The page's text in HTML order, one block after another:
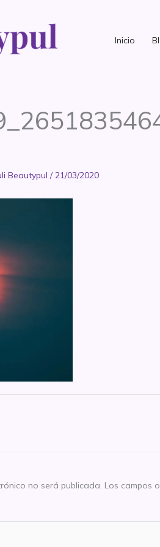
Inicio
Beautypul /21/03/2020
no será publicada. Los campos